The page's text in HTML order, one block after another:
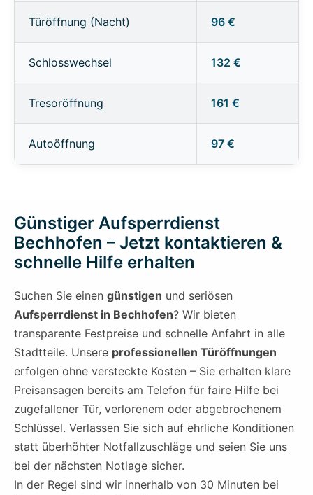
Türöffnung (Nacht) 96 €
Schlosswechsel 132 €
Tresoröffnung 161 €
Autoöffnung 97 €
Günstiger Aufsperrdienst
Bechhofen – Jetzt kontaktieren &
schnelle Hilfe erhalten
Suchen Sie einen günstigen und seriösen
Aufsperrdienst in Bechhofen? Wir bieten
transparente Festpreise und schnelle Anfahrt in alle
Stadtteile. Unsere professionellen Türöffnungen
erfolgen ohne versteckte Kosten – Sie erhalten klare
Preisansagen bereits am Telefon für faire Hilfe bei
zugefallener Tür, verlorenem oder abgebrochenem
Schlüssel. Verlassen Sie sich auf ehrliche Konditionen
statt überhöhter Notfallzuschläge und seien Sie uns
bei der nächsten Notlage sicher.
In der Regel sind wir innerhalb von 30 Minuten bei